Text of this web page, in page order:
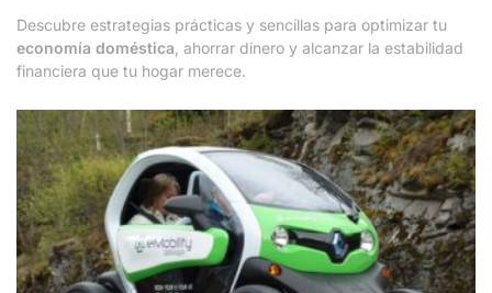
Descubre estrategias prácticas y sencillas para optimizar tu
economía doméstica , ahorrar dinero y alcanzar la estabilidad
financiera que tu hogar merece.